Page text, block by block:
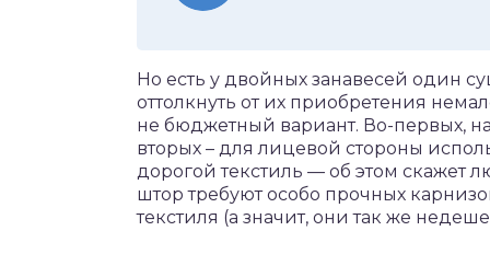
Но есть у двойных занавесей один
оттолкнуть от их приобретения
не бюджетный вариант. Во-первых,
вторых – для лицевой стороны
дорогой текстиль — об этом скажет
штор требуют особо прочных
текстиля (а значит, они так же